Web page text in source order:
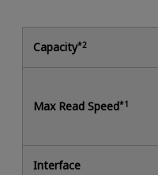
Capacity*2
Max Read Speed*1
Interface